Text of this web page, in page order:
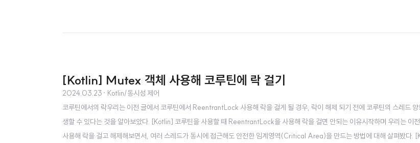
[Kotlin] Mutex 객체 사용해 코루틴에 락 걸기
2024.03.23 · Kotlin/동시성 제어
코루틴에서의 락우리는 이전 글에서 코루틴에서 ReentrantLock 사용해 락을 걸게 될 경우, 락이 해제 되기 전에 코루틴의 스레드
생할 수 있다는 것을 알아보았다. [Kotlin] 코루틴을 사용할 때 ReentrantLock을 사용해 락을 걸면 안되는 이유시작하며 우리는
사용해 락을 걸고 해제해보면서, 여러 스레드가 동시에 접근해도 안전한 임계영역(Critical Area)을 만드는 방법에 대해 살펴봤